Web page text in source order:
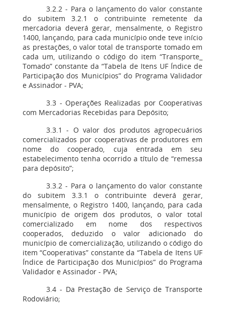
3.2.2 - Para o lançamento do valor constante
do subitem 3.2.1 o contribuinte remetente da
mercadoria deverá gerar, mensalmente, o Registro
1400, lançando, para cada município onde teve início
as prestações, o valor total de transporte tomado em
cada um, utilizando o código do item “Transporte_
Tomado” constante da “Tabela de Itens UF Índice de
Participação dos Municípios” do Programa Validador
e Assinador - PVA;
3.3 - Operações Realizadas por Cooperativas
com Mercadorias Recebidas para Depósito;
3.3.1 - O valor dos produtos agropecuários
comercializados por cooperativas de produtores em
nome do cooperado, cuja entrada em seu
estabelecimento tenha ocorrido a título de “remessa
para depósito”;
3.3.2 - Para o lançamento do valor constante
do subitem 3.3.1 o contribuinte deverá gerar,
mensalmente, o Registro 1400, lançando, para cada
município de origem dos produtos, o valor total
comercializado em nome dos respectivos
cooperados, deduzido o valor adicionado do
município de comercialização, utilizando o código do
item “Cooperativas” constante da “Tabela de Itens UF
Índice de Participação dos Municípios” do Programa
Validador e Assinador - PVA;
3.4 - Da Prestação de Serviço de Transporte
Rodoviário;